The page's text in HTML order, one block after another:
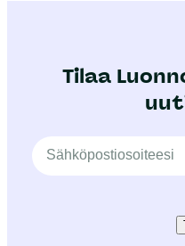
Tilaa